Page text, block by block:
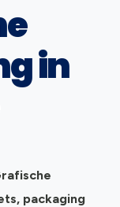
in
packaging